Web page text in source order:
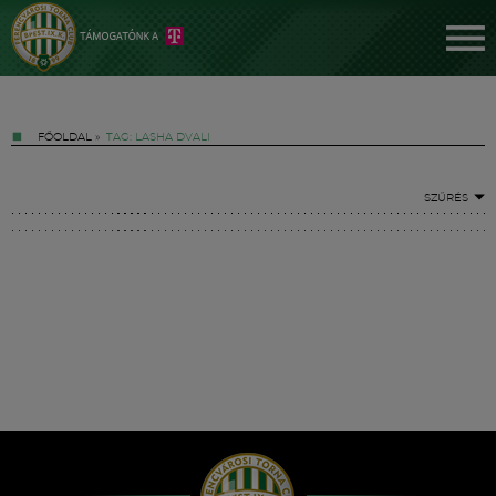
FŐOLDAL » TAG: LASHA DVALI
SZŰRÉS
Hírek